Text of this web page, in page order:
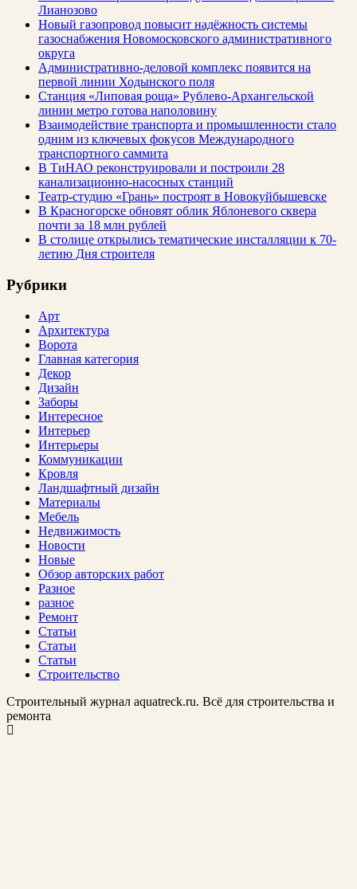
Лианозово
Новый газопровод повысит надёжность системы
газоснабжения Новомосковского административного
округа
Административно-деловой комплекс появится на
первой линии Ходынского поля
Станция «Липовая роща» Рублево-Архангельской
линии метро готова наполовину
Взаимодействие транспорта и промышленности стало
одним из ключевых фокусов Международного
транспортного саммита
В ТиНАО реконструировали и построили 28
канализационно-насосных станций
Театр-студию «Грань» построят в Новокуйбышевске
В Красногорске обновят облик Яблоневого сквера
почти за 18 млн рублей
В столице открылись тематические инсталляции к 70-
летию Дня строителя
Рубрики
Арт
Архитектура
Ворота
Главная категория
Декор
Дизайн
Заборы
Интересное
Интерьер
Интерьеры
Коммуникации
Кровля
Ландшафтный дизайн
Материалы
Мебель
Недвижимость
Новости
Новые
Обзор авторских работ
Разное
разное
Ремонт
Статьи
Статьи
Статьи
Строительство
Строительный журнал aquatreck.ru. Всё для строительства и
ремонта